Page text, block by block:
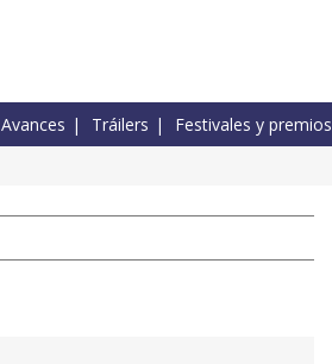
Avances Tráilers Festivales y premios